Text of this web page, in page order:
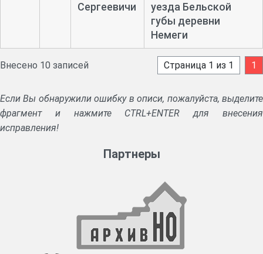
Сергеевичи
уезда Бельской
губы деревни
Немеги
Внесено 10 записей Страница 1 из 1 1
Если Вы обнаружили ошибку в описи, пожалуйста, выделите
фрагмент и нажмите CTRL+ENTER для внесения
исправления!
Партнеры